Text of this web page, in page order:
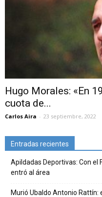
Hugo Morales: «En
cuota de...
Carlos Aira - 23 septiembre, 2022
Entradas recientes
Apildadas Deportivas: Con el
entró al área
Murió Ubaldo Antonio Rattín: